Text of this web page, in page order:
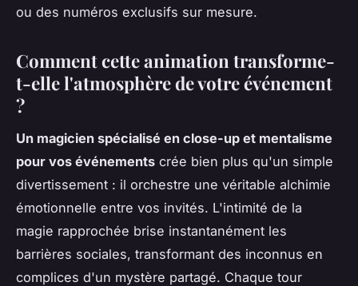
ou des numéros exclusifs sur mesure.
Comment cette animation transforme-
t-elle l'atmosphère de votre événement
?
Un magicien spécialisé en close-up et mentalisme
pour vos événements crée bien plus qu'un simple
divertissement : il orchestre une véritable alchimie
émotionnelle entre vos invités. L'intimité de la
magie rapprochée brise instantanément les
barrières sociales, transformant des inconnus en
complices d'un mystère partagé. Chaque tour